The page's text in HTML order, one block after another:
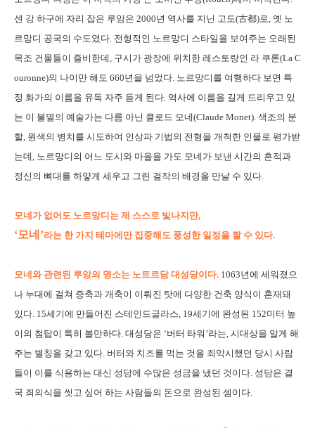
센 강 하구에 자리 잡은 루앙은 2000년 역사를 지닌 고도(古都)로, 옛 노
르망디 공국의 수도였다. 전형적인 노르망디 스타일을 보여주는 오래된
목조 건물들이 즐비한데, 구시가 광장에 위치한 레스토랑인 라 쿠론(La C
ouronne)의 나이만 해도 660년을 넘었다. 노르망디를 여행하다 보면 특
정 화가의 이름을 유독 자주 듣게 된다. 역사에 이름을 길게 드리우고 있
는 이 불멸의 예술가는 다름 아닌 클로드 모네(Claude Monet). 색조의 분
할, 원색의 병치를 시도하여 인상파 기법의 전형을 개척한 인물로 평가받
는데, 노르망디의 어느 도시와 마을을 가도 모네가 보낸 시간의 흔적과
정신의 뼈대를 하얗게 세우고 그린 걸작의 배경을 만날 수 있다.
모네가 없어도 노르망디는 제 스스로 빛나지만,
‘모네’라는 한 가지 테마에만 집중해도 풍성한 일정을 짤 수 있다.
모네와 관련된 루앙의 명소는 노트르담 대성당이다. 1063년에 세워졌으
나 누대에 걸쳐 증축과 개축이 이뤄진 탓에 다양한 건축 양식이 혼재돼
있다. 15세기에 만들어진 스테인드글라스, 19세기에 완성된 152미터 높
이의 첨탑이 특히 볼만하다. 대성당은 ‘버터 타워’라는, 시대상을 알게 해
주는 별칭을 갖고 있다. 버터와 치즈를 먹는 것을 죄악시했던 당시 사람
들이 이를 식용하는 대신 성당에 수많은 성금을 냈던 것이다. 성당은 결
국 죄의식을 씻고 싶어 하는 사람들의 돈으로 완성된 셈이다.